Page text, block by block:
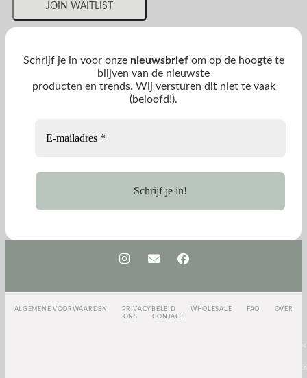
JOIN WAITLIST
Schrijf je in voor onze nieuwsbriefom op de hoogte te
blijven van de nieuwste
producten en trends. Wij versturen dit niet te vaak
(beloofd!).
ALGEMENE VOORWAARDEN PRIVACYBELEID WHOLESALE FAQ
OVER
ONS
CONTACT